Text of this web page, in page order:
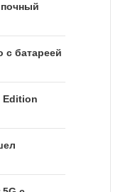
с батареей
Edition